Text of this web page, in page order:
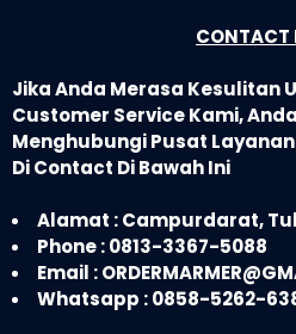
CONTACT
Jika Anda Merasa Kesulitan
Customer Service Kami,
Menghubungi Pusat
Di Contact Di Bawah Ini
Alamat : Campurdarat,
Phone : 0813-3367-5088
Email :
Whatsapp : 0858-5262-